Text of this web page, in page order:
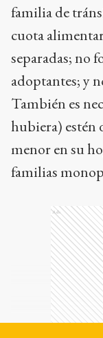
familia de
cuota
separadas; no
adoptantes; y
También es
hubiera) estén
menor en su
familias
Ads